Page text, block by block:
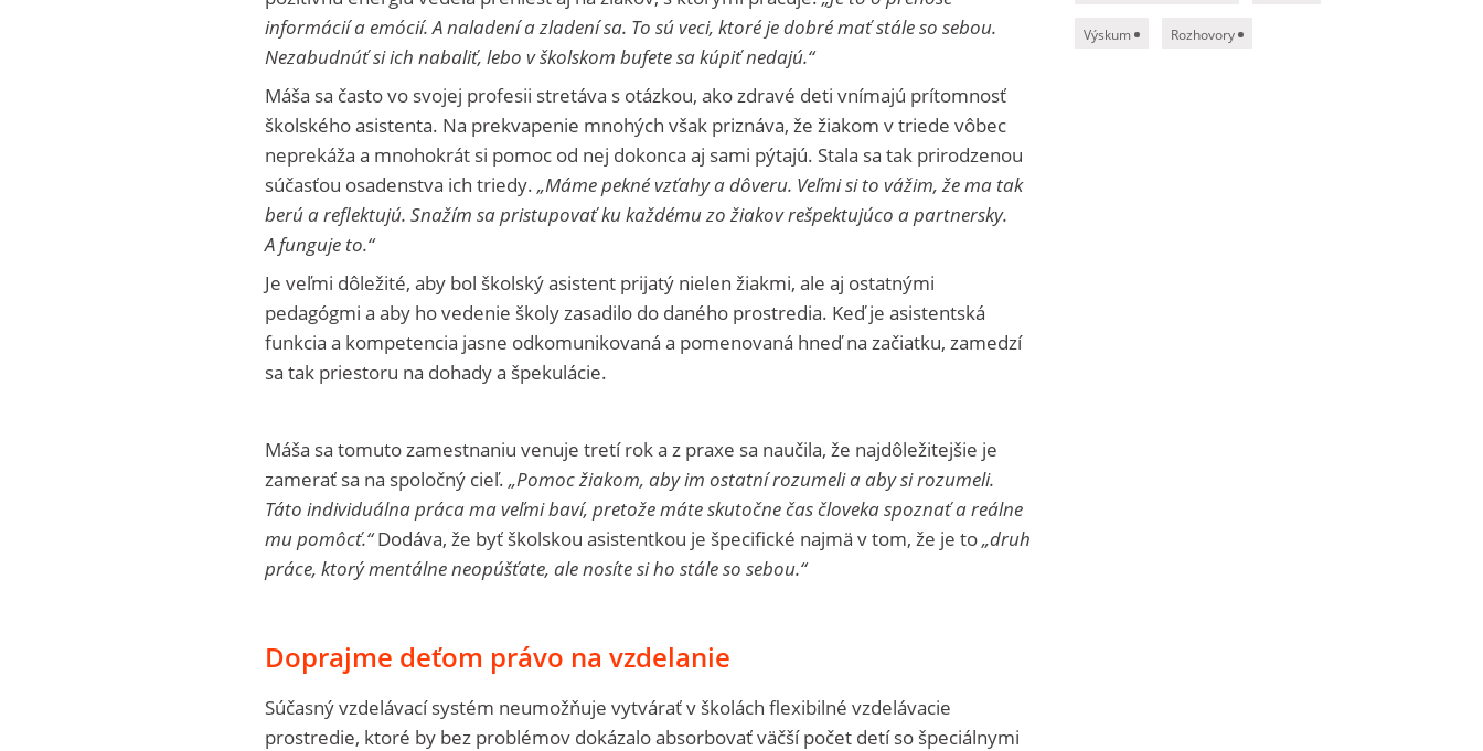
informácií a emócií. A naladení a zladení sa. To sú veci, ktoré je dobré mať stále so sebou.
Nezabudnúť si ich nabaliť, lebo v školskom bufete sa kúpiť nedajú.“
Máša sa často vo svojej profesii stretáva s otázkou, ako zdravé deti vnímajú prítomnosť
školského asistenta. Na prekvapenie mnohých však priznáva, že žiakom v triede vôbec
neprekáža a mnohokrát si pomoc od nej dokonca aj sami pýtajú. Stala sa tak prirodzenou
súčasťou osadenstva ich triedy. „Máme pekné vzťahy a dôveru. Veľmi si to vážim, že ma tak
berú a reflektujú. Snažím sa pristupovať ku každému zo žiakov rešpektujúco a partnersky.
A funguje to.“
Je veľmi dôležité, aby bol školský asistent prijatý nielen žiakmi, ale aj ostatnými
pedagógmi a aby ho vedenie školy zasadilo do daného prostredia. Keď je asistentská
funkcia a kompetencia jasne odkomunikovaná a pomenovaná hneď na začiatku, zamedzí
sa tak priestoru na dohady a špekulácie.
Máša sa tomuto zamestnaniu venuje tretí rok a z praxe sa naučila, že najdôležitejšie je
zamerať sa na spoločný cieľ. „Pomoc žiakom, aby im ostatní rozumeli a aby si rozumeli.
Táto individuálna práca ma veľmi baví, pretože máte skutočne čas človeka spoznať a reálne
mu pomôcť.“Dodáva, že byť školskou asistentkou je špecifické najmä v tom, že je to„druh
práce, ktorý mentálne neopúšťate, ale nosíte si ho stále so sebou.“
Doprajme deťom právo na vzdelanie
Súčasný vzdelávací systém neumožňuje vytvárať v školách flexibilné vzdelávacie
prostredie, ktoré by bez problémov dokázalo absorbovať väčší počet detí so špeciálnymi
Výskum Rozhovory